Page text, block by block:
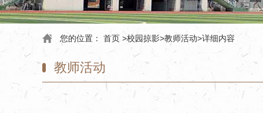
您的位置： 首页 >校园掠影>教师活动>详细内容
教师活动